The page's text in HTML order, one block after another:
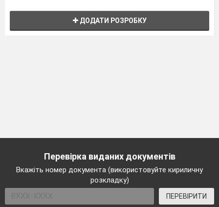
ДОДАТИ РОЗРОБКУ
Перевірка виданих документів
Вкажіть номер документа (використовуйте кириличну
розкладку)
ПЕРЕВІРИТИ